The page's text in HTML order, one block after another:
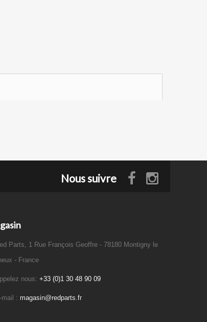
Nous suivre
Parts, 1 Rue François Geoffre - 78180 Montigny le
- France
nous: +33 (0)1 30 48 90 09
mail : magasin@redparts.fr